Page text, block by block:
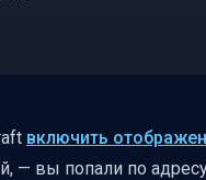
включить
— вы попали по